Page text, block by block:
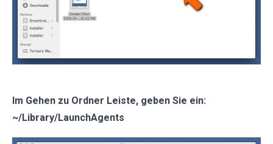
Im Gehen zu Ordner Leiste, geben Sie ein:
~/Library/LaunchAgents